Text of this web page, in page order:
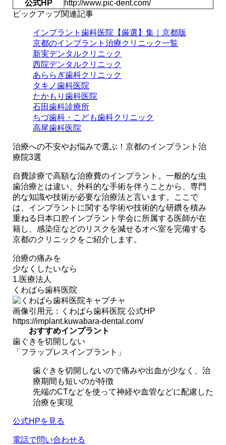
公式HP
http://www.pic-dent.com/
ピックアップ関連記事
インプラント歯科医院【厳選】集｜京都版
京都のインプラント治療クリニック一覧
新実デンタルクリニック
西院デンタルクリニック
あららぎ歯科クリニック
タキノ歯科医院
たかもり歯科医院
石田歯科診療所
ちづ歯科・こども歯科クリニック
高尾歯科医院
治療への不安やお悩みで選ぶ！ 京都のインプラント治
療院3選
自費診療で高額な治療費のインプラント。一般的な虫
歯治療とは違い、外科的な手術を伴うことから、専門
的な知識や技術が必要な治療法と言います。ここで
は、インプラントに関する学術や技術的な研鑽を積み
重ねる日本口腔インプラント学会に所属する医師が在
籍し、感染症などのリスクを減せるオペ室を完備する
京都のクリニックをご紹介します。
治療の痛みを
少なくしたいなら
1.医療法人
くわばら歯科医院
画像引用元：くわばら歯科医院 公式HP
https://implant.kuwabara-dental.com/
おすすめインプラント
歯ぐきを切開しない
「フラップレスインプラント」
歯ぐきを切開しないので痛みや出血が少なく、治
療期間も短いのが特徴
先端のCTなどを使って神経や血管などに配慮した
治療を実現
公式HPを見る
電話で問い合わせる